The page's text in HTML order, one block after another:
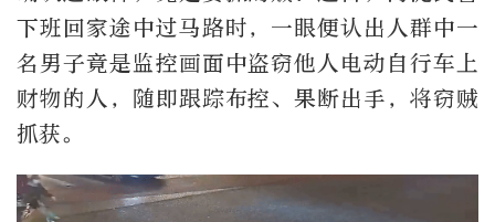
下班回家途中过马路时，一眼便认出人群中一
名男子竟是监控画面中盗窃他人电动自行车上
财物的人，随即跟踪布控、果断出手，将窃贼
抓获。